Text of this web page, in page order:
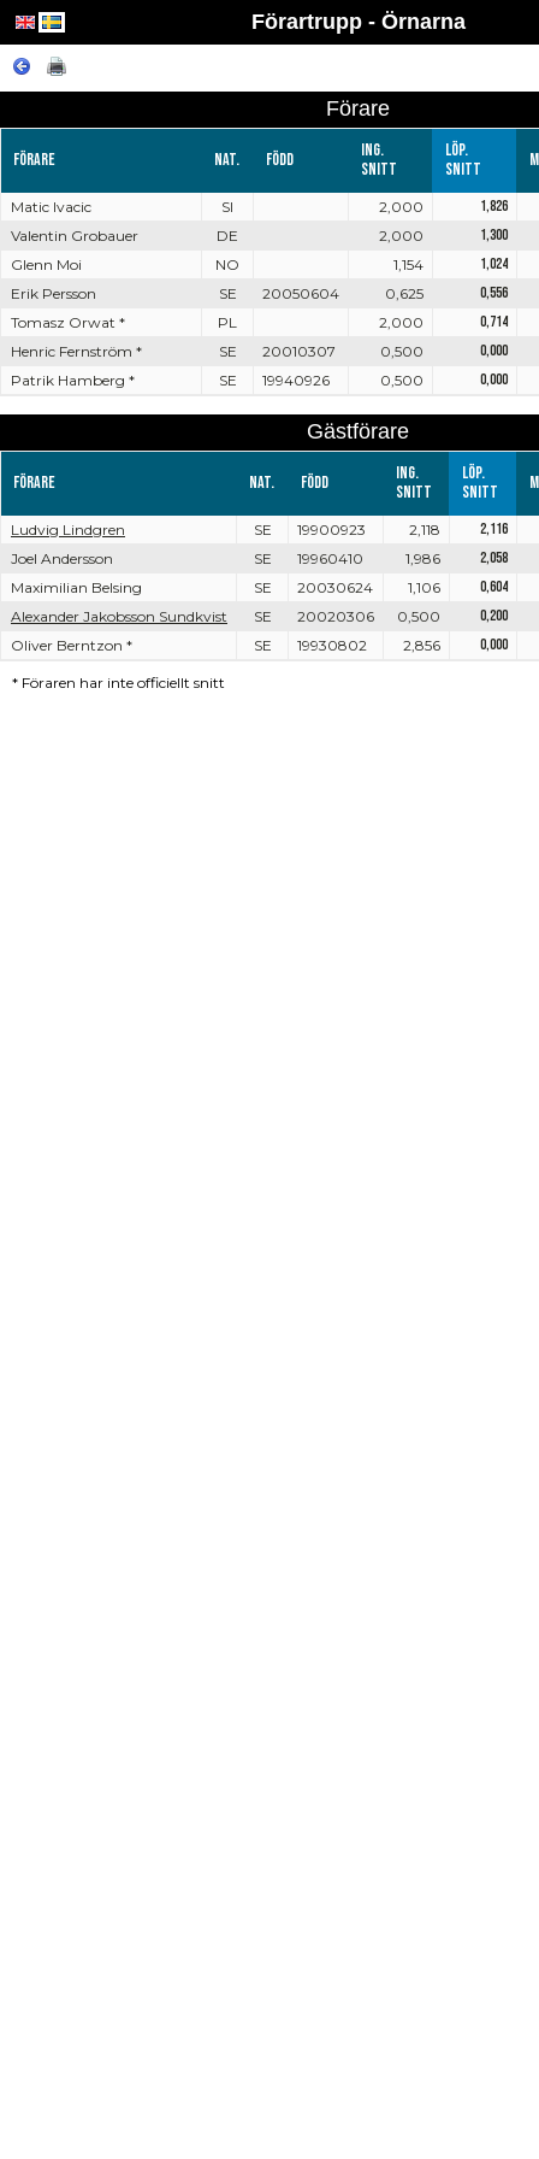
Förartrupp - Örnarna
Förare
Förare Nat. Född
Ing.
snitt
Löp.
snitt
Matic Ivacic SI 2,000
1,826
Valentin Grobauer
DE 2,000
1,300
Glenn Moi
NO 1,154
1,024
Erik Persson
SE 20050604 0,625
0,556
Tomasz Orwat *
PL 2,000
0,714
Henric Fernström *
SE 20010307 0,500
0,000
Patrik Hamberg *
SE 19940926 0,500 0,000
Gästförare
Förare Nat. Född
Ing.
snitt
Löp.
snitt
Ludvig Lindgren SE 19900923 2,118
2,116
Joel Andersson
SE 19960410 1,986
2,058
Maximilian Belsing
SE 20030624 1,106
0,604
Alexander Jakobsson Sundkvist
SE 20020306 0,500
0,200
Oliver Berntzon *
SE 19930802 2,856 0,000
* Föraren har inte officiellt snitt